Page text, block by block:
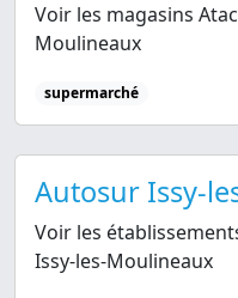
Voir les magasins
Moulineaux
supermarché
Autosur Issy-
Voir les
Issy-les-Moulineaux